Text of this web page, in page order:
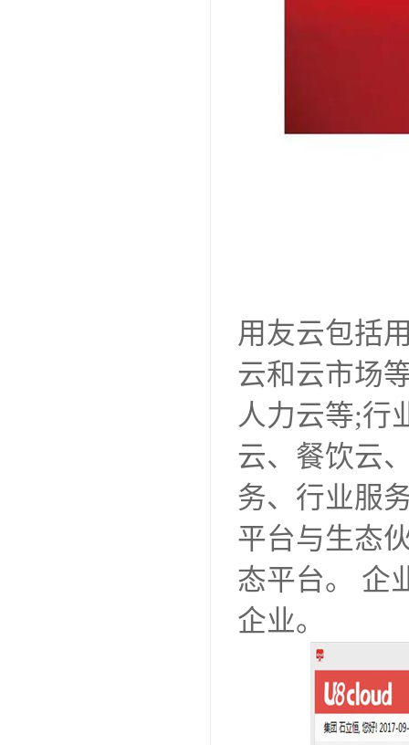
用友云包括
云和云市场
人力云等;行
云、餐饮云
务、行业服
平台与生态
态平台。 企
企业。